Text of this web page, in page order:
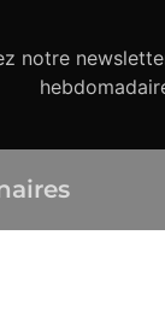
notre